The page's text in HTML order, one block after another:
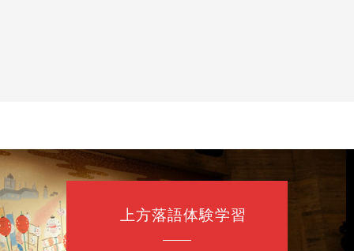
上方落語体験学習